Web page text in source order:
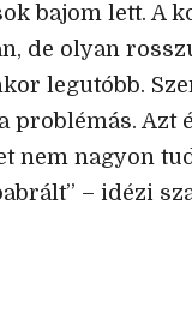
bajom lett. A
de olyan
legutóbb.
problémás. Azt
nem nagyon
– idézi